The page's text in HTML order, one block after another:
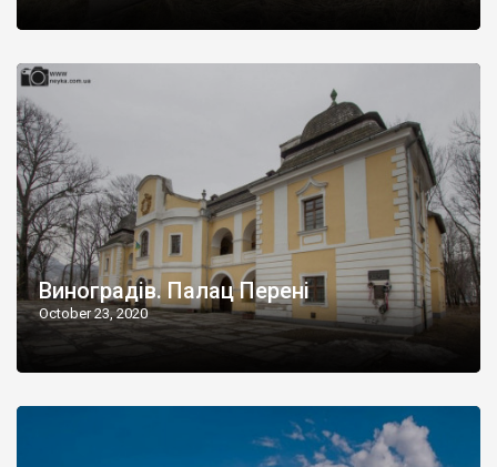
Виноградів. Палац Перені
October 23, 2020